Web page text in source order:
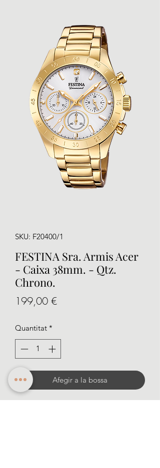
SKU: F20400/1
FESTINA Sra. Armis Acer
- Caixa 38mm. - Qtz.
Chrono.
199,00 €Price
Quantitat *
Afegir a la bossa